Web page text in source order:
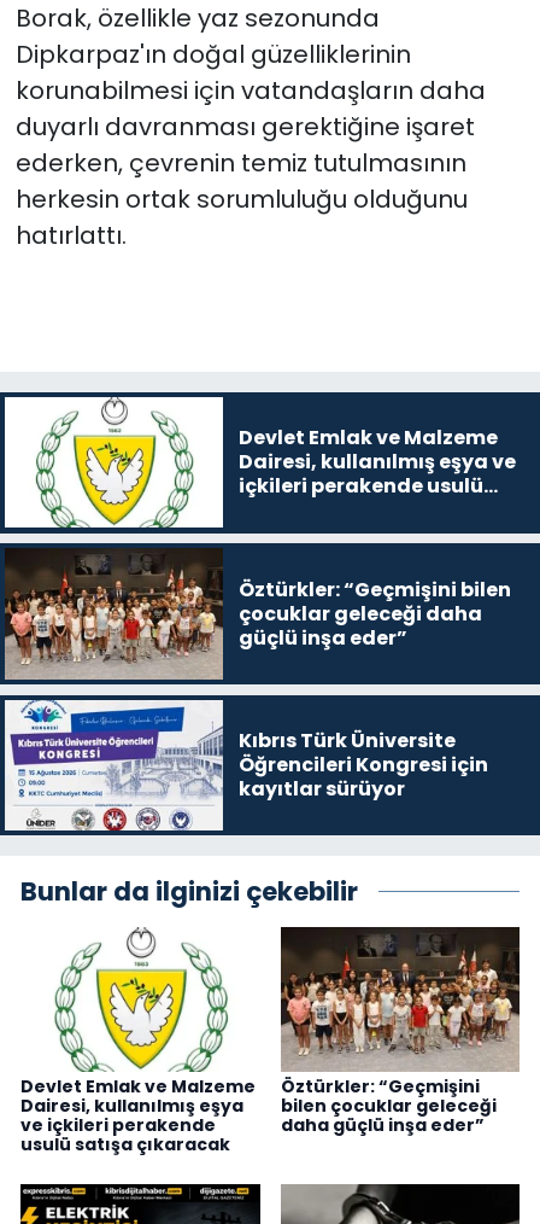
Borak, özellikle yaz sezonunda
Dipkarpaz'ın doğal güzelliklerinin
korunabilmesi için vatandaşların daha
duyarlı davranması gerektiğine işaret
ederken, çevrenin temiz tutulmasının
herkesin ortak sorumluluğu olduğunu
hatırlattı.
Devlet Emlak ve Malzeme
Dairesi, kullanılmış eşya ve
içkileri perakende usulü
Öztürkler: “Geçmişini bilen
çocuklar geleceği daha
güçlü inşa eder”
Kıbrıs Türk Üniversite
Öğrencileri Kongresi için
kayıtlar sürüyor
Bunlar da ilginizi çekebilir
Devlet Emlak ve Malzeme
Dairesi, kullanılmış eşya
ve içkileri perakende
usulü satışa çıkaracak
Öztürkler: “Geçmişini
bilen çocuklar geleceği
daha güçlü inşa eder”